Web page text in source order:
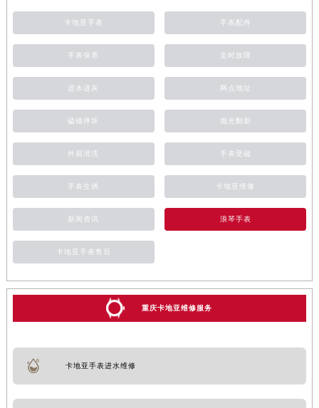
卡地亚手表 手表配件
手表保养 走时故障
进水进灰 网点地址
磕碰摔坏 抛光翻新
外观清洗 手表受磁
手表生锈 卡地亚维修
新闻资讯 浪琴手表
卡地亚手表售后
重庆卡地亚维修服务
卡地亚手表进水维修